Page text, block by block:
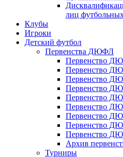
лиц
Клубы
Игроки
Детский футбол
Первенства ДЮФЛ
Первенство
Первенство
Первенство
Первенство
Первенство
Первенство
Первенство
Первенство
Первенство
Архив
Турниры